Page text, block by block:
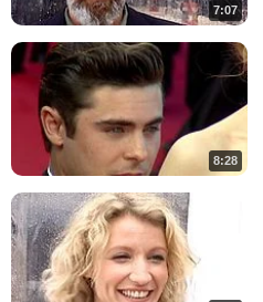
7:07
8:28